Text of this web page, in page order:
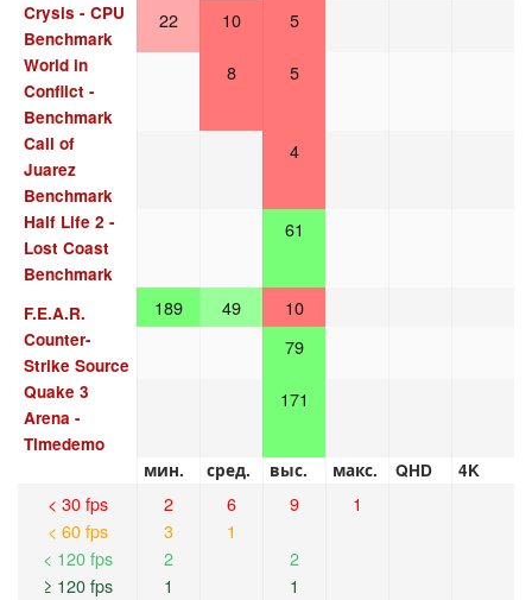
Crysis - CPU
Benchmark
22 10 5
World in
Conflict -
Benchmark
8 5
Call of
Juarez
Benchmark
4
Half Life 2 -
Lost Coast
Benchmark
61
F.E.A.R. 189 49 10
Counter-
Strike Source
79
Quake 3
Arena -
Timedemo
171
мин. сред. выс. макс. QHD 4K
< 30 fps
< 60 fps
< 120 fps
≥ 120 fps
2
3
2
1
6
1
9
2
1
1